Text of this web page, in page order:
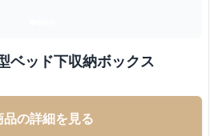
ベッド下収納ボックス
品の詳細を見る